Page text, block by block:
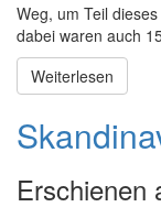
Weg, um Teil
dabei waren auch
Weiterlesen
Erschienen